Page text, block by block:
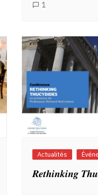
1
Actualités
𝑹𝒆𝒕𝒉𝒊𝒏𝒌𝒊𝒏𝒈